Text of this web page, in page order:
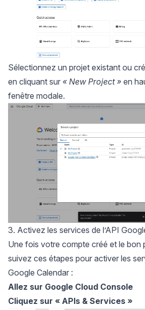
Sélectionnez un projet existant ou
en cliquant sur « New Project » en
fenêtre modale.
3. Activez les services de l’API
Une fois votre compte créé et le bon
suivez ces étapes pour activer les
Google Calendar :
Allez sur Google Cloud Console
Cliquez sur « APIs & Services »